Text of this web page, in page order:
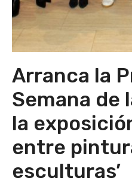
Arranca la
Semana de
la
entre
esculturas’